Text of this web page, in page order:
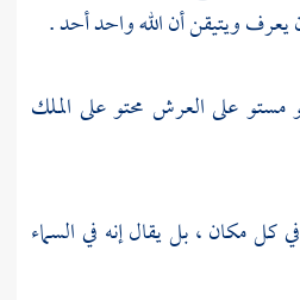
ويتيقن أن الله واحد أحد .
مستو على العرش محتو على الملك
كل مكان ، بل يقال إنه في السماء